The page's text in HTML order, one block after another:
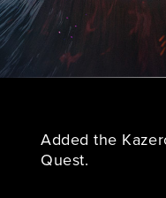
Added the
Quest.